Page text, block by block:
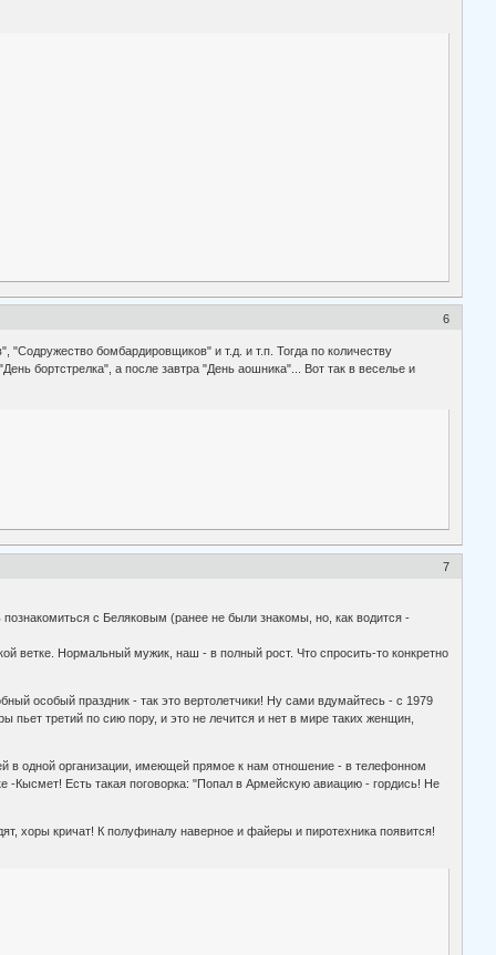
6
бомбардировщиков" и т.д. и т.п. Тогда по количеству
бортстрелка", а после завтра "День аошника"... Вот так в веселье и
7
с Беляковым (ранее не были знакомы, но, как водится -
ветке. Нормальный мужик, наш - в полный рост. Что спросить-то конкретно
особый праздник - так это вертолетчики! Ну сами вдумайтесь - с 1979
третий по сию пору, и это не лечится и нет в мире таких женщин,
в одной организации, имеющей прямое к нам отношение - в телефонном
-Кысмет! Есть такая поговорка: "Попал в Армейскую авиацию - гордись! Не
хоры кричат! К полуфиналу наверное и файеры и пиротехника появится!